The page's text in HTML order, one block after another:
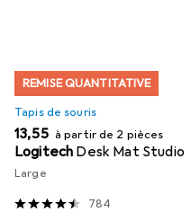
REMISE QUANTITATIVE
Tapis de souris
EUR
13,55 à partir de 2 pièces
Logitech Desk Mat Studio
Large
784